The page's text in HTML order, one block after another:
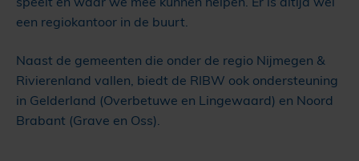
een regiokantoor in de buurt.
Naast de gemeenten die onder de regio Nijmegen &
Rivierenland vallen, biedt de RIBW ook ondersteuning
in Gelderland (Overbetuwe en Lingewaard) en Noord
Brabant (Grave en Oss).